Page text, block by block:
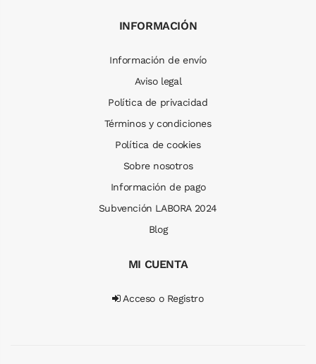
INFORMACIÓN
Información de envío
Aviso legal
Política de privacidad
Términos y condiciones
Política de cookies
Sobre nosotros
Información de pago
Subvención LABORA 2024
Blog
MI CUENTA
Acceso o Registro